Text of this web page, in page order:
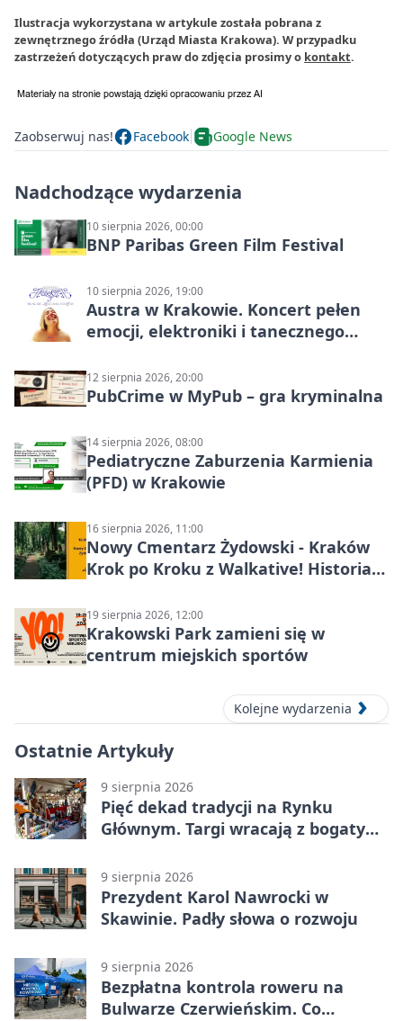
Ilustracja wykorzystana w artykule została pobrana z
zewnętrznego źródła (Urząd Miasta Krakowa). W przypadku
zastrzeżeń dotyczących praw do zdjęcia prosimy o kontakt.
Zaobserwuj nas! Facebook Google News
Nadchodzące wydarzenia
10 sierpnia 2026, 00:00
BNP Paribas Green Film Festival
10 sierpnia 2026, 19:00
Austra w Krakowie. Koncert pełen
emocji, elektroniki i tanecznego
12 sierpnia 2026, 20:00
PubCrime w MyPub – gra kryminalna
14 sierpnia 2026, 08:00
Pediatryczne Zaburzenia Karmienia
(PFD) w Krakowie
16 sierpnia 2026, 11:00
Nowy Cmentarz Żydowski - Kraków
Krok po Kroku z Walkative! Historia
19 sierpnia 2026, 12:00
Krakowski Park zamieni się w
centrum miejskich sportów
Kolejne wydarzenia
Ostatnie Artykuły
9 sierpnia 2026
Pięć dekad tradycji na Rynku
Głównym. Targi wracają z bogatym
9 sierpnia 2026
Prezydent Karol Nawrocki w
Skawinie. Padły słowa o rozwoju
9 sierpnia 2026
Bezpłatna kontrola roweru na
Bulwarze Czerwieńskim. Co